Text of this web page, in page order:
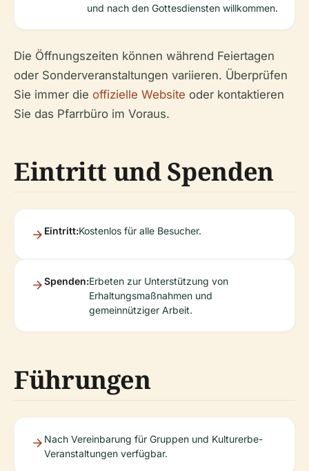
und nach den Gottesdiensten willkommen.
Die Öffnungszeiten können während Feiertagen
oder Sonderveranstaltungen variieren. Überprüfen
Sie immer die offizielle Website oder kontaktieren
Sie das Pfarrbüro im Voraus.
Eintritt und Spenden
Eintritt:Kostenlos für alle Besucher.
Spenden:Erbeten zur Unterstützung von
Erhaltungsmaßnahmen und
gemeinnütziger Arbeit.
Führungen
Nach Vereinbarung für Gruppen und Kulturerbe-
Veranstaltungen verfügbar.